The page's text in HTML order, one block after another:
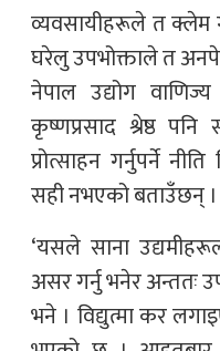
व्यवसायीहरूले त क्लेम
घरेलु उपभोक्ताले त
नेपाल उद्योग
कृष्णप्रसाद श्रेष्ठ
प्रोत्साहन गर्नुपर्ने
सही नभएको बताउँछन् ।
‘यसले साना
असर गर्नु भनेर अन्ततः
भने । विद्युत्मा कर